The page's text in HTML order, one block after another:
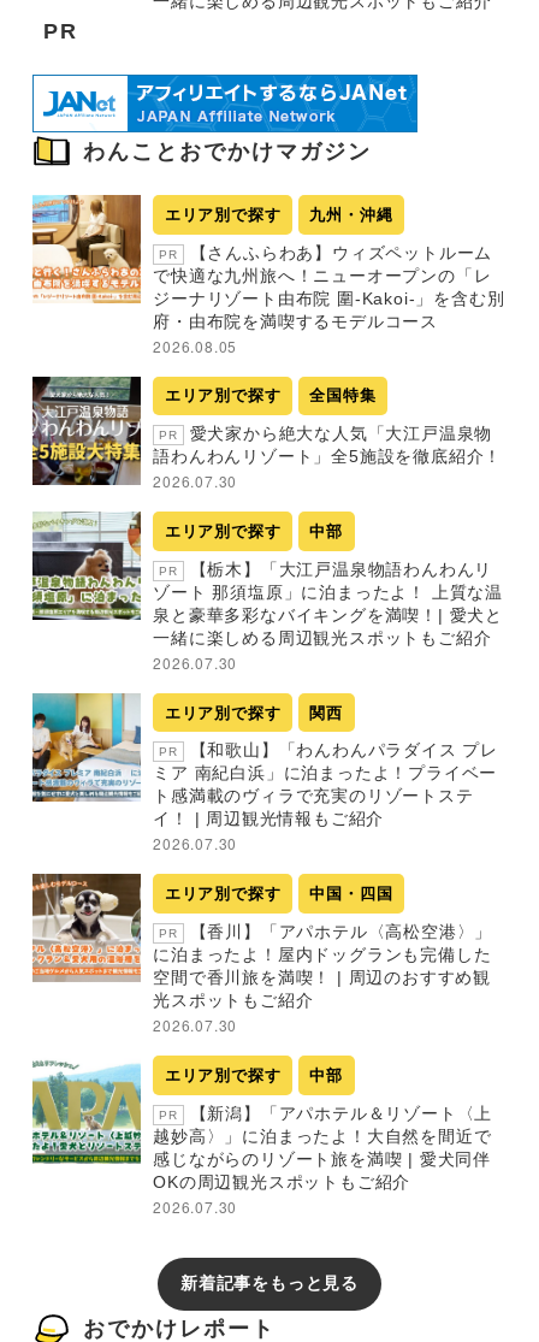
PR
わんことおでかけマガジン
エリア別で探す 九州・沖縄
PR
【さんふらわあ】ウィズペットルーム
で快適な九州旅へ！ニューオープンの「レ
ジーナリゾート由布院 圍-Kakoi-」を含む別
府・由布院を満喫するモデルコース
2026.08.05
エリア別で探す 全国特集
PR
愛犬家から絶大な人気「大江戸温泉物
語わんわんリゾート」全5施設を徹底紹介！
2026.07.30
エリア別で探す 中部
PR
【栃木】「大江戸温泉物語わんわんリ
ゾート 那須塩原」に泊まったよ！ 上質な温
泉と豪華多彩なバイキングを満喫！| 愛犬と
一緒に楽しめる周辺観光スポットもご紹介
2026.07.30
エリア別で探す 関西
PR
【和歌山】「わんわんパラダイス プレ
ミア 南紀白浜」に泊まったよ！プライベー
ト感満載のヴィラで充実のリゾートステ
イ！ | 周辺観光情報もご紹介
2026.07.30
エリア別で探す 中国・四国
PR
【香川】「アパホテル〈高松空港〉」
に泊まったよ！屋内ドッグランも完備した
空間で香川旅を満喫！ | 周辺のおすすめ観
光スポットもご紹介
2026.07.30
エリア別で探す 中部
PR
【新潟】「アパホテル＆リゾート〈上
越妙高〉」に泊まったよ！大自然を間近で
感じながらのリゾート旅を満喫 | 愛犬同伴
OKの周辺観光スポットもご紹介
2026.07.30
新着記事をもっと見る
おでかけレポート